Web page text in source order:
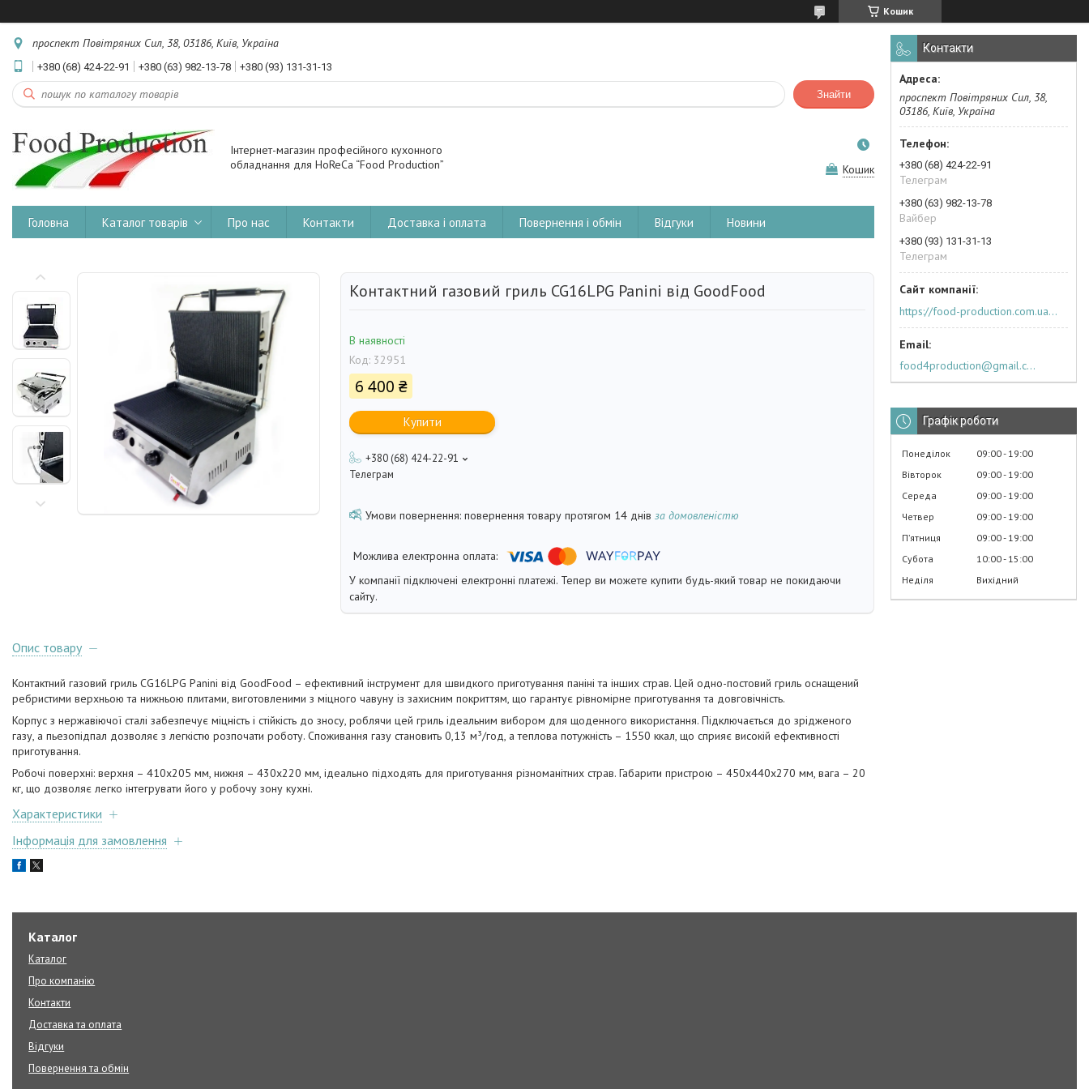
Кошик
проспект Повітряних Сил, 38, 03186, Київ, Україна
+380 (68) 424-22-91 +380 (63) 982-13-78 +380 (93) 131-31-13
Знайти
Інтернет-магазин професійного кухонного
обладнання для HoReCa “Food Production”
Кошик
Головна Каталог товарів Про нас Контакти Доставка і оплата Повернення і обмін Відгуки Новини
Контактний газовий гриль CG16LPG Panini від GoodFood
В наявності
Код: 32951
6 400 ₴
Купити
+380 (68) 424-22-91
Телеграм
повернення товару протягом 14 днів за домовленістю
У компанії підключені електронні платежі. Тепер ви можете купити будь-який товар не покидаючи
сайту.
Опис товару
Контактний газовий гриль CG16LPG Panini від GoodFood – ефективний інструмент для швидкого приготування паніні та інших страв. Цей одно-постовий гриль оснащений
ребристими верхньою та нижньою плитами, виготовленими з міцного чавуну із захисним покриттям, що гарантує рівномірне приготування та довговічність.
Корпус з нержавіючої сталі забезпечує міцність і стійкість до зносу, роблячи цей гриль ідеальним вибором для щоденного використання. Підключається до зрідженого
газу, а пьезопідпал дозволяє з легкістю розпочати роботу. Споживання газу становить 0,13 м³/год, а теплова потужність – 1550 ккал, що сприяє високій ефективності
приготування.
Робочі поверхні: верхня – 410х205 мм, нижня – 430х220 мм, ідеально підходять для приготування різноманітних страв. Габарити пристрою – 450х440х270 мм, вага – 20
кг, що дозволяє легко інтегрувати його у робочу зону кухні.
Характеристики
Інформація для замовлення
Контакти
проспект Повітряних Сил, 38,
03186, Київ, Україна
+380 (68) 424-22-91
Телеграм
+380 (63) 982-13-78
Вайбер
+380 (93) 131-31-13
Телеграм
https://food-production.com.ua/ua/
food4production@gmail.com
Графік роботи
Понеділок 09:00 19:00
Вівторок
09:00 19:00
Середа
09:00 19:00
Четвер
09:00 19:00
Пʼятниця
09:00 19:00
Субота
10:00 15:00
Неділя
Вихідний
Каталог
Каталог
Про компанію
Контакти
Доставка та оплата
Відгуки
Повернення та обмін